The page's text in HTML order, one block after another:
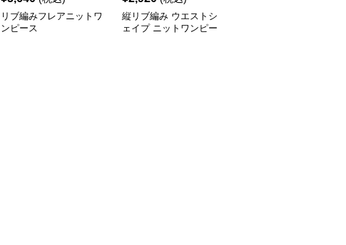
リブ編みフレアニットワ
ンピース
縦リブ編み ウエストシ
ェイプ ニットワンピー